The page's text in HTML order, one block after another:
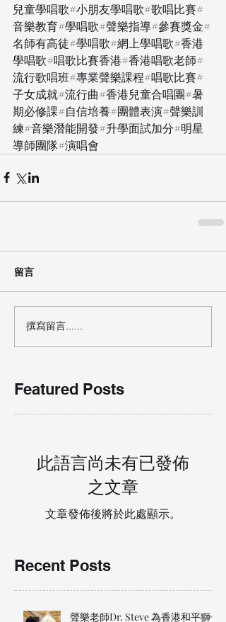
兒童學唱歌#小朋友學唱歌#歌唱比賽#
音樂教育#學唱歌#聲樂指導#參賽獎金#
名師有高徒#學唱歌#網上學唱歌#香港
學唱歌#唱歌比賽香港#香港唱歌老師#
流行歌唱班#專業聲樂課程#唱歌比賽#
子女成就#流行曲#香港兒童合唱團#暑
期必修課#自信培養#團體表演#聲樂訓
練#音樂潛能開發#升學面試加分#明星
導師團隊#演唱會
留言
撰寫留言......
Featured Posts
此語言尚未有已發佈
之文章
文章發佈後將於此處顯示。
Recent Posts
聲樂老師Dr. Steve 為香港和平獅子